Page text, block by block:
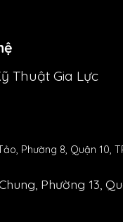
Thuật Gia Lực
Phường 8, Quận 10,
Phường 13,